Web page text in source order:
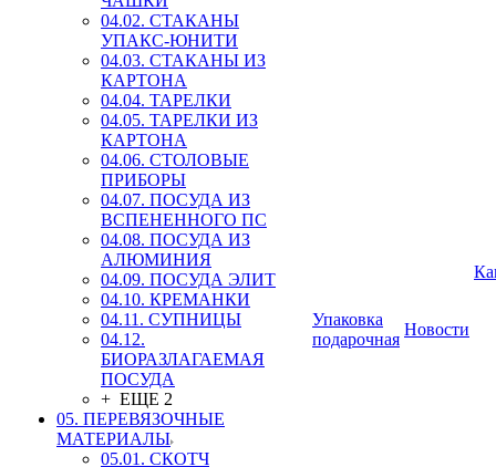
04.02. СТАКАНЫ
УПАКС-ЮНИТИ
04.03. СТАКАНЫ ИЗ
КАРТОНА
04.04. ТАРЕЛКИ
04.05. ТАРЕЛКИ ИЗ
КАРТОНА
04.06. СТОЛОВЫЕ
ПРИБОРЫ
04.07. ПОСУДА ИЗ
ВСПЕНЕННОГО ПС
04.08. ПОСУДА ИЗ
АЛЮМИНИЯ
04.09. ПОСУДА ЭЛИТ
04.10. КРЕМАНКИ
04.11. СУПНИЦЫ
04.12.
БИОРАЗЛАГАЕМАЯ
ПОСУДА
+ ЕЩЕ 2
05. ПЕРЕВЯЗОЧНЫЕ
МАТЕРИАЛЫ
05.01. СКОТЧ
Упаковка
подарочная
Новости